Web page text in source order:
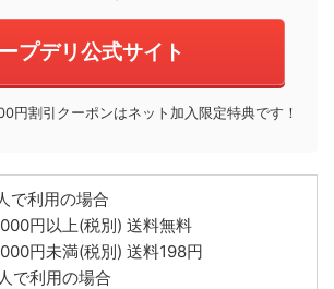
プデリ公式サイト
円割引クーポンはネット加入限定特典です！
で利用の場合
円以上(税別) 送料無料
円未満(税別) 送料198円
で利用の場合